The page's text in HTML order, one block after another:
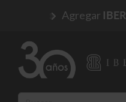
Agregar IBER